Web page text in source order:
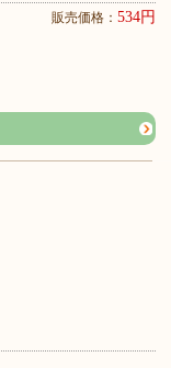
販売価格： 534円